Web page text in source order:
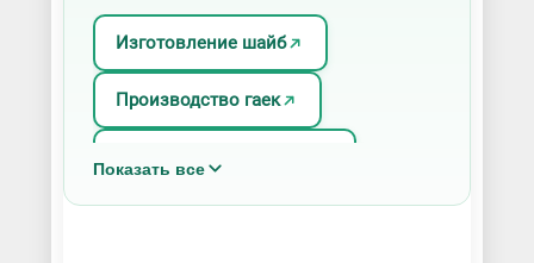
Изготовление шайб
Производство гаек
Показать все